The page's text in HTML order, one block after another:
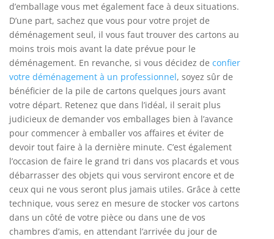
d’emballage vous met également face à deux situations.
D’une part, sachez que vous pour votre projet de
déménagement seul, il vous faut trouver des cartons au
moins trois mois avant la date prévue pour le
déménagement. En revanche, si vous décidez de confier
votre déménagement à un professionnel, soyez sûr de
bénéficier de la pile de cartons quelques jours avant
votre départ. Retenez que dans l’idéal, il serait plus
judicieux de demander vos emballages bien à l’avance
pour commencer à emballer vos affaires et éviter de
devoir tout faire à la dernière minute. C’est également
l’occasion de faire le grand tri dans vos placards et vous
débarrasser des objets qui vous serviront encore et de
ceux qui ne vous seront plus jamais utiles. Grâce à cette
technique, vous serez en mesure de stocker vos cartons
dans un côté de votre pièce ou dans une de vos
chambres d’amis, en attendant l’arrivée du jour de